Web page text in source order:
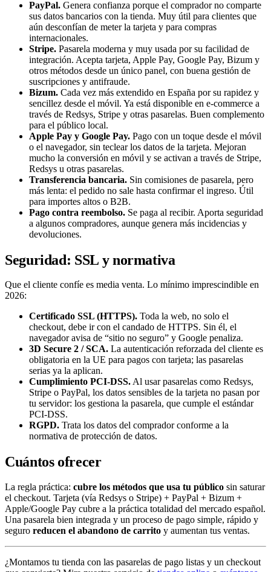
PayPal. Genera confianza porque el comprador no comparte
sus datos bancarios con la tienda. Muy útil para clientes que
aún desconfían de meter la tarjeta y para compras
internacionales.
Stripe. Pasarela moderna y muy usada por su facilidad de
integración. Acepta tarjeta, Apple Pay, Google Pay, Bizum y
otros métodos desde un único panel, con buena gestión de
suscripciones y antifraude.
Bizum. Cada vez más extendido en España por su rapidez y
sencillez desde el móvil. Ya está disponible en e-commerce a
través de Redsys, Stripe y otras pasarelas. Buen complemento
para el público local.
Apple Pay y Google Pay. Pago con un toque desde el móvil
o el navegador, sin teclear los datos de la tarjeta. Mejoran
mucho la conversión en móvil y se activan a través de Stripe,
Redsys u otras pasarelas.
Transferencia bancaria. Sin comisiones de pasarela, pero
más lenta: el pedido no sale hasta confirmar el ingreso. Útil
para importes altos o B2B.
Pago contra reembolso. Se paga al recibir. Aporta seguridad
a algunos compradores, aunque genera más incidencias y
devoluciones.
Seguridad: SSL y normativa
Que el cliente confíe es media venta. Lo mínimo imprescindible en
2026:
Certificado SSL (HTTPS). Toda la web, no solo el
checkout, debe ir con el candado de HTTPS. Sin él, el
navegador avisa de “sitio no seguro” y Google penaliza.
3D Secure 2 / SCA. La autenticación reforzada del cliente es
obligatoria en la UE para pagos con tarjeta; las pasarelas
serias ya la aplican.
Cumplimiento PCI-DSS.Al usar pasarelas como Redsys,
Stripe o PayPal, los datos sensibles de la tarjeta no pasan por
tu servidor: los gestiona la pasarela, que cumple el estándar
PCI-DSS.
RGPD. Trata los datos del comprador conforme a la
normativa de protección de datos.
Cuántos ofrecer
La regla práctica: cubre los métodos que usa tu público sin saturar
el checkout. Tarjeta (vía Redsys o Stripe) + PayPal + Bizum +
Apple/Google Pay cubre a la práctica totalidad del mercado español.
Una pasarela bien integrada y un proceso de pago simple, rápido y
seguro reducen el abandono de carrito y aumentan tus ventas.
¿Montamos tu tienda con las pasarelas de pago listas y un checkout